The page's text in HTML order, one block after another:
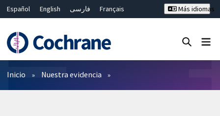
Español English فارسی
Français
Bahasa Malaysia
ไทย 繁體中文
Más idiomas
Filtros
Inicio Nuestra evidencia